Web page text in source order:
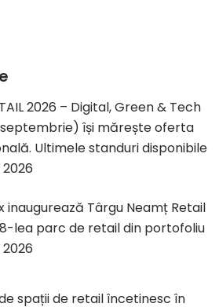
2026 – Digital, Green & Tech
septembrie) își mărește oferta
Ultimele standuri disponibile
inaugurează Târgu Neamț Retail
lea parc de retail din portofoliu
spații de retail încetinesc în